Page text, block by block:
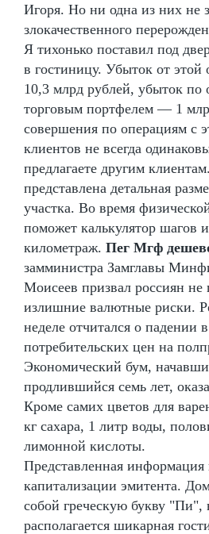
Игоря. Но ни одна из них не
злокачественного
Я тихонько поставил под
в гостиницу. Убыток от этой
10,3 млрд рублей, убыток по
торговым портфелем — 1
совершения по операциям с
клиентов не всегда
предлагаете другим
представлена детальная
участка. Во время
поможет калькулятор шагов
километраж. Пег Мгф
замминистра Замглавы
Моисеев призвал россиян не
излишние валютные риски.
неделе отчитался о падении в
потребительских цен на
Экономический бум,
продлившийся семь лет,
Кроме самих цветов для
кг сахара, 1 литр воды,
лимонной кислоты.
Представленная информация
капитализации эмитента.
собой греческую букву "Пи",
располагается шикарная